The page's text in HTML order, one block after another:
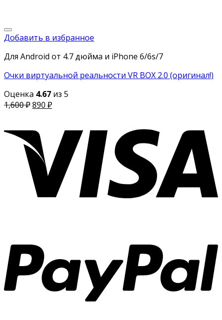
Добавить в избранное
Для Android от 4.7 дюйма и iPhone 6/6s/7
Очки виртуальной реальности VR BOX 2.0 (оригинал!)
Оценка 4.67 из 5
1,600₽890 ₽